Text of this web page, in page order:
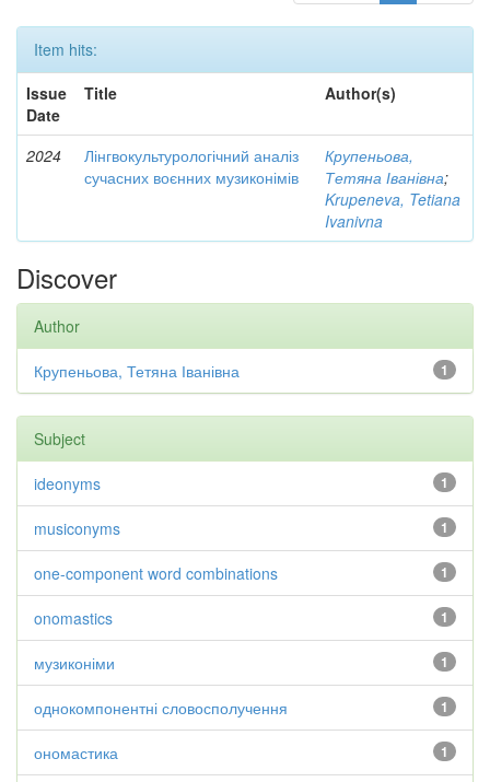
Item hits:
Issue
Date
Title Author(s)
2024
Лінгвокультурологічний аналіз
сучасних воєнних музиконімів
Крупеньова,
Тетяна Іванівна;
Krupeneva, Tetiana
Ivanivna
Discover
Author
1
Крупеньова, Тетяна Іванівна
Subject
1
ideonyms
1
musiconyms
1
one-component word combinations
1
onomastics
1
музиконіми
1
однокомпонентні словосполучення
1
ономастика